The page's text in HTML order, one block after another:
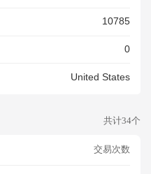
10785
0
United States
共计34个
交易次数